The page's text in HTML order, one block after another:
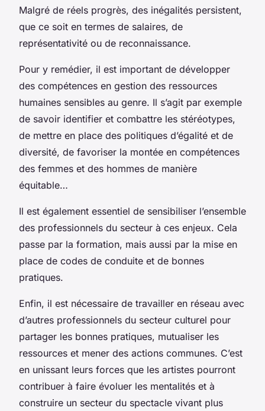
Malgré de réels progrès, des inégalités persistent,
que ce soit en termes de salaires, de
représentativité ou de reconnaissance.
Pour y remédier, il est important de développer
des compétences en gestion des ressources
humaines sensibles au genre. Il s’agit par exemple
de savoir identifier et combattre les stéréotypes,
de mettre en place des politiques d’égalité et de
diversité, de favoriser la montée en compétences
des femmes et des hommes de manière
équitable…
Il est également essentiel de sensibiliser l’ensemble
des professionnels du secteur à ces enjeux. Cela
passe par la formation, mais aussi par la mise en
place de codes de conduite et de bonnes
pratiques.
Enfin, il est nécessaire de travailler en réseau avec
d’autres professionnels du secteur culturel pour
partager les bonnes pratiques, mutualiser les
ressources et mener des actions communes. C’est
en unissant leurs forces que les artistes pourront
contribuer à faire évoluer les mentalités et à
construire un secteur du spectacle vivant plus